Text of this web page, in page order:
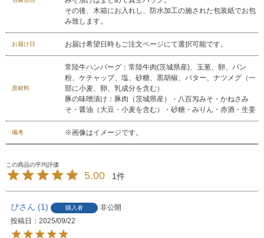
受付：9:00～17:30(日曜日を除く)
お問合せフォーム
その後、木箱にお入れし、防水加工の施された包装紙でお包
み致します。
お届け日 お届け希望日時もご注文ページにて選択可能です。
原材料
常陸牛ハンバーグ：常陸牛肉(茨城県産)、玉葱、卵、パン
粉、ケチャップ、塩、砂糖、黒胡椒、バター、ナツメグ（一
部に小麦、卵、乳成分を含む）
豚の味噌漬け：豚肉（茨城県産）・八百匁みそ・かねさみ
そ・醤油（大豆・小麦を含む）・砂糖・みりん・赤酒・生姜
備考 ※画像はイメージです。
5.00 1
ぴ 1 購入者
非公開
投稿日
2025/09/22